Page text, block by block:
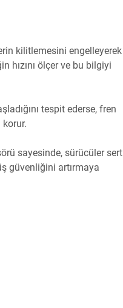
kilitlemesini engelleyerek
hızını ölçer ve bu bilgiyi
tespit ederse, fren
korur.
sayesinde, sürücüler sert
güvenliğini artırmaya